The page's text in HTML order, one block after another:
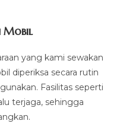
Mobil
yang kami sewakan
diperiksa secara rutin
Fasilitas seperti
terjaga, sehingga